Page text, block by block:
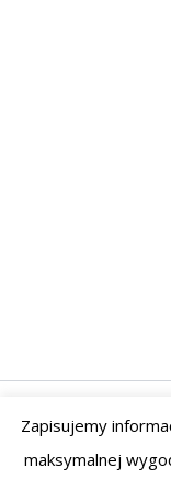
Prawa
Zapisujemy
maksymalnej